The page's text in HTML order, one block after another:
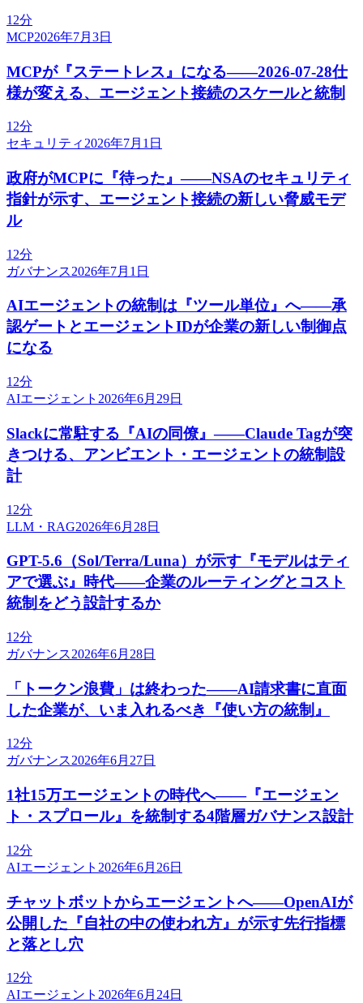
12分
MCP2026年7月3日
MCPが『ステートレス』になる——2026-07-28仕
様が変える、エージェント接続のスケールと統制
12分
セキュリティ 2026年7月1日
政府がMCPに『待った』——NSAのセキュリティ
指針が示す、エージェント接続の新しい脅威モデ
ル
12分
ガバナンス2026年7月1日
AIエージェントの統制は『ツール単位』へ——承
認ゲートとエージェントIDが企業の新しい制御点
になる
12分
AIエージェント 2026年6月29日
Slackに常駐する『AIの同僚』——Claude Tagが突
きつける、アンビエント・エージェントの統制設
計
12分
LLM・RAG2026年6月28日
GPT-5.6（Sol/Terra/Luna）が示す『モデルはティ
アで選ぶ』時代——企業のルーティングとコスト
統制をどう設計するか
12分
ガバナンス2026年6月28日
「トークン浪費」は終わった——AI請求書に直面
した企業が、いま入れるべき『使い方の統制』
12分
ガバナンス2026年6月27日
1社15万エージェントの時代へ——『エージェン
ト・スプロール』を統制する4階層ガバナンス設計
12分
AIエージェント 2026年6月26日
チャットボットからエージェントへ——OpenAIが
公開した『自社の中の使われ方』が示す先行指標
と落とし穴
12分
AIエージェント 2026年6月24日